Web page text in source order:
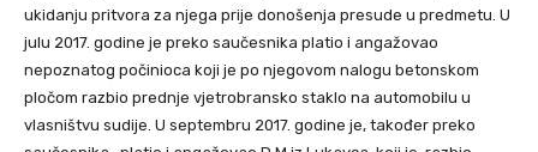
ukidanju pritvora za njega prije donošenja presude u predmetu. U
julu 2017. godine je preko saučesnika platio i angažovao
nepoznatog počinioca koji je po njegovom nalogu betonskom
pločom razbio prednje vjetrobransko staklo na automobilu u
vlasništvu sudije. U septembru 2017. godine je, također preko